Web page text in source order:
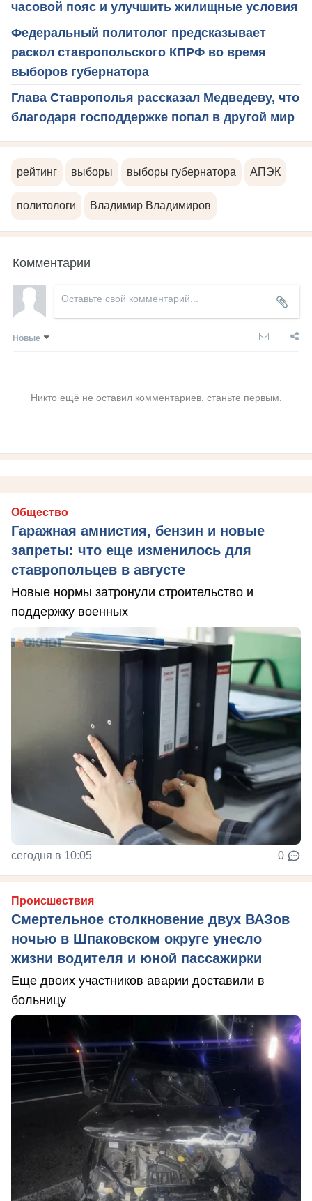
часовой пояс и улучшить жилищные условия
Федеральный политолог предсказывает
раскол ставропольского КПРФ во время
выборов губернатора
Глава Ставрополья рассказал Медведеву, что
благодаря господдержке попал в другой мир
рейтинг выборы выборы губернатора АПЭК
политологи Владимир Владимиров
Комментарии
Новые
Никто ещё не оставил комментариев, станьте первым.
Общество
Гаражная амнистия, бензин и новые
запреты: что еще изменилось для
ставропольцев в августе
Новые нормы затронули строительство и
поддержку военных
сегодня в 10:05 0
Происшествия
Смертельное столкновение двух ВАЗов
ночью в Шпаковском округе унесло
жизни водителя и юной пассажирки
Еще двоих участников аварии доставили в
больницу